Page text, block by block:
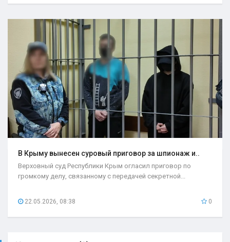
В Крыму вынесен суровый приговор за шпионаж и..
Верховный суд Республики Крым огласил приговор по
громкому делу, связанному с передачей секретной...
22.05.2026, 08:38 0